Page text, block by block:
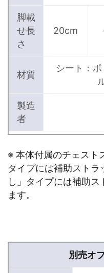
脚載
せ長
さ
20cm
材質
シート：
製造
者
※ 本体付属のチェスト
タイプには補助スト
し」タイプには補助
ます。
別売オ